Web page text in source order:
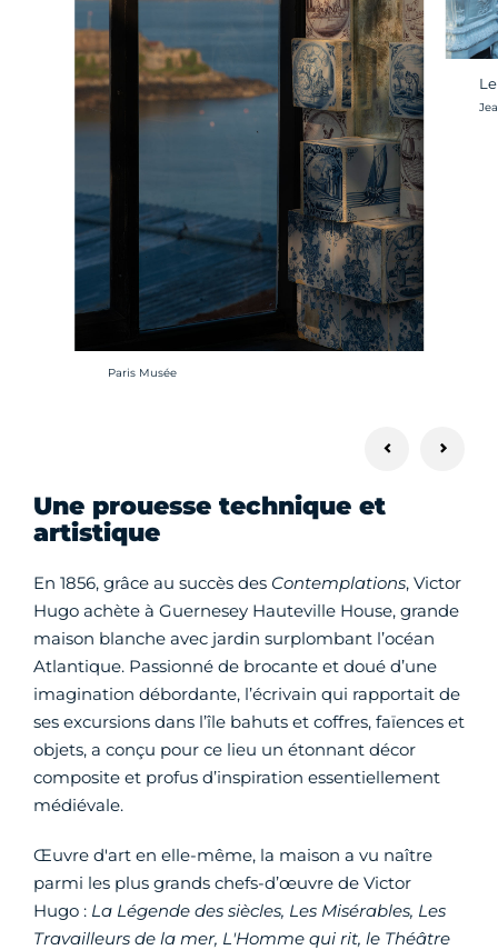
Crédit photo :
Paris Musée
Une prouesse technique et
artistique
En 1856, grâce au succès des Contemplations, Victor
Hugo achète à Guernesey Hauteville House, grande
maison blanche avec jardin surplombant l’océan
Atlantique. Passionné de brocante et doué d’une
imagination débordante, l’écrivain qui rapportait de
ses excursions dans l’île bahuts et coffres, faïences et
objets, a conçu pour ce lieu un étonnant décor
composite et profus d’inspiration essentiellement
médiévale.
Œuvre d'art en elle-même, la maison a vu naître
parmi les plus grands chefs-d’œuvre de Victor
Hugo : La Légende des siècles, Les Misérables, Les
Travailleurs de la mer, L'Homme qui rit, le Théâtre